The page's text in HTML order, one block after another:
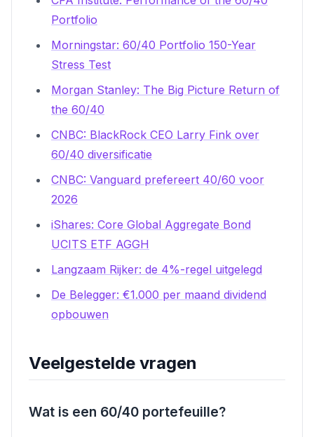
Portfolio
Morningstar: 60/40 Portfolio 150-Year
Stress Test
Morgan Stanley: The Big Picture Return of
the 60/40
CNBC: BlackRock CEO Larry Fink over
60/40 diversificatie
CNBC: Vanguard prefereert 40/60 voor
2026
iShares: Core Global Aggregate Bond
UCITS ETF AGGH
Langzaam Rijker: de 4%-regel uitgelegd
De Belegger: €1.000 per maand dividend
opbouwen
Veelgestelde vragen
Wat is een 60/40 portefeuille?